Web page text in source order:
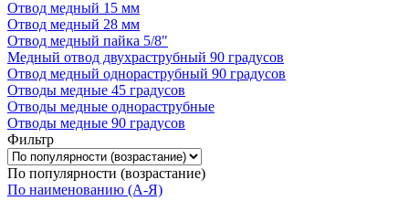
Отвод медный 15 мм
Отвод медный 28 мм
Отвод медный пайка 5/8"
Медный отвод двухраструбный 90 градусов
Отвод медный однораструбный 90 градусов
Отводы медные 45 градусов
Отводы медные однораструбные
Отводы медные 90 градусов
Фильтр
По популярности (возрастание)
По наименованию (А-Я)